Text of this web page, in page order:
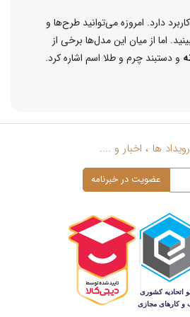
دارد. امروزه می‌توانید طرح‌ها و
اما از میان این مدل‌ها برخی از
و دستبند چرم و طلا اسم اشاره کرد.
و هم در روزهای خاص مانند تولد،
زیاد است. استفاده از حروف و
معمولا به صورت تکی یا کلمه‌ای
تلفیق کرده و یک اکسسوری جذاب و
یکی از مدل‌هایی که امروزه در
اسپرت و کژوال را ایجاد می‌کند، که به
ها ، اخبار و ....